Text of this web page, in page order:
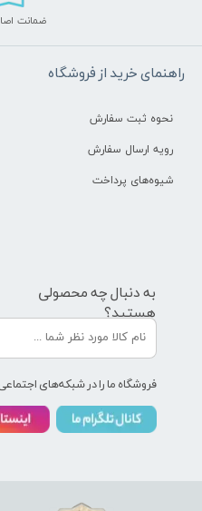
ضمانت
راهنمای خرید از فروشگاه
نحوه ثبت سفارش
رویه ارسال سفارش
شیوه‌های پرداخت
به دنبال چه محصولی
هستید؟
فروشگاه ما را در شبکه‌های